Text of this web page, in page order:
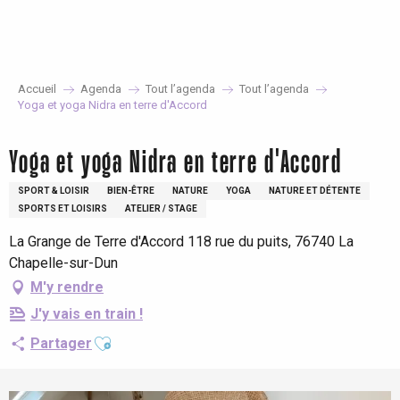
Accueil Agenda Tout l’agenda
Tout l’agenda
Yoga et yoga Nidra en terre d'Accord
Yoga et yoga Nidra en terre d'Accord
SPORT & LOISIR BIEN-ÊTRE NATURE YOGA
NATURE ET DÉTENTE
SPORTS ET LOISIRS
ATELIER / STAGE
La Grange de Terre d'Accord 118 rue du puits, 76740 La
Chapelle-sur-Dun
M'y rendre
J'y vais en train !
Partager Ajouter aux favoris